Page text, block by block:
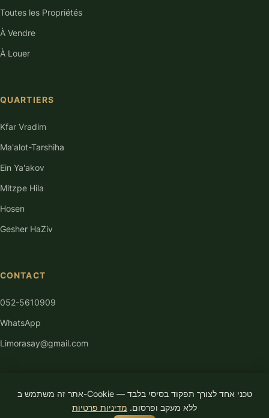
Toutes les Propriétés
À Vendre
À Louer
QUARTIERS
Kfar Vradim
Ma'alot-Tarshiha
Ein Ya'akov
Mitzpe Hila
Hosen
Gesher HaZiv
CONTACT
052-5610909
WhatsApp
Limorasay@gmail.com
אתר זה משתמש ב-Cookie טכני אחד לצורך תפקוד בסיסי בלבד —
ללא מעקב ופרסום. מדיניות פרטיות